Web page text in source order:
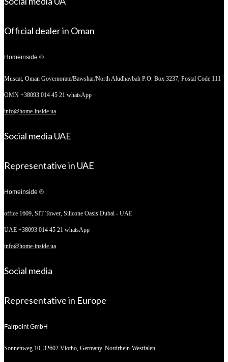
Official dealer in Oman
Homeinside ®
Muscat, Oman Governorate/Bawshar/North Aludhaybah P.O. Box 3237, Postal Code 111
OMN +38093 014 45 21 whatsApp
info@home-inside.ua
Social media UAE
Representative in UAE
Homeinside ®
office 1609, SIT Tower, Silicone Oasis Dubai - UAE
UAE +38093 014 45 21 whatsApp
info@home-inside.ua
Social media
Representative in Europe
Fairpoint GmbH
Sonnenweg 10, 32602 Vlotho, Germany. Nordrhein-Westfalen